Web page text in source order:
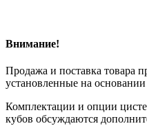
Внимание!
Продажа и поставка товара
установленные на основании
Комплектации и опции
кубов обсуждаются